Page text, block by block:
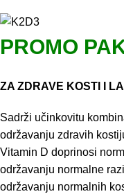
PROMO
ZA ZDRAVE KOSTI I
Sadrži učinkovitu
održavanju zdravih
Vitamin D doprinosi
održavanju normalne
održavanju normalnih